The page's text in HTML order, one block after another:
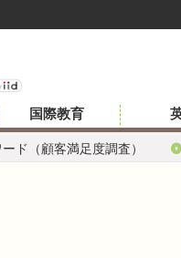
ド（顧客満足度調査）
国際教育